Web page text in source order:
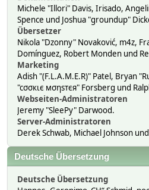
Michele "Illori" Davis, Irisado,
Spence und Joshua "groundup"
Übersetzer
Nikola "Dzonny" Novaković, m4z,
Domínguez, Robert Monden und
Marketing
Adish "(F.L.A.M.E.R)" Patel, Bryan
"cσσкιє мσηѕтєя" Forsberg und
Webseiten-Administratoren
Jeremy "SleePy" Darwood.
Server-Administratoren
Derek Schwab, Michael Johnson
Deutsche Übersetzung
Deutsche Übersetzung